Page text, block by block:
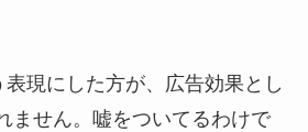
表現にした方が、広告効果とし
ません。嘘をついてるわけで